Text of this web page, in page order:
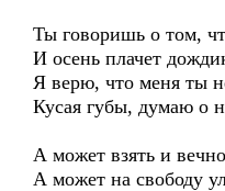
Ты говоришь о том,
И осень плачет
Я верю, что меня ты
Кусая губы, думаю о
А может взять и
А может на свободу